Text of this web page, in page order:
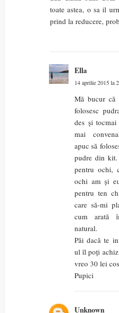
toate astea, o sa il
prind la reducere,
Ella
14 aprilie 2015 la
Mă bucur
folosesc
des și
mai
apuc să
pudre din
pentru ochi,
ochi am și
pentru ten
care să-mi
cum arată
natural.
Păi dacă te
ul îl poți
vreo 30 lei
Pupici
Unknown